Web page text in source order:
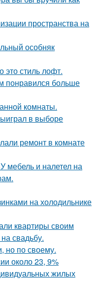
пространства на
особняк
это стиль лофт.
понравился больше
комнаты.
в выборе
ремонт в комнате
мебель и налетел на
на холодильнике
квартиры своим
свадьбу.
но по своему.
около 23, 9%
жилых